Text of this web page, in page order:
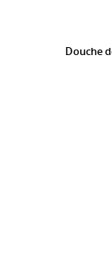
Douche